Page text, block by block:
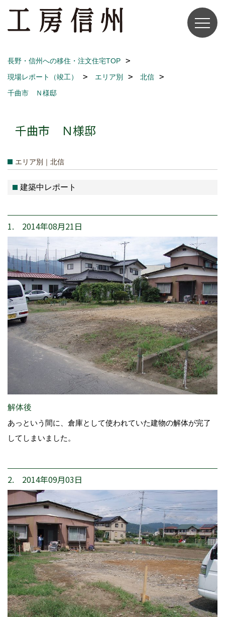
長野・信州への移住・注文住宅TOP
現場レポート（竣工）
エリア別
北信
千曲市 Ｎ様邸
千曲市 Ｎ様邸
エリア別｜北信
建築中レポート
1. 2014年08月21日
解体後
あっという間に、倉庫として使われていた建物の解体が完了
してしまいました。
2. 2014年09月03日